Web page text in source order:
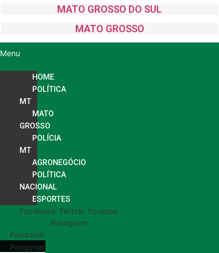
MATO GROSSO DO SUL
MATO GROSSO
Menu
HOME
POLÍTICA
MT
MATO
GROSSO
POLÍCIA
MT
AGRONEGÓCIO
POLÍTICA
NACIONAL
ESPORTES
Facebook Twitter Youtube
Instagram
Pesquisar
Pesquisar